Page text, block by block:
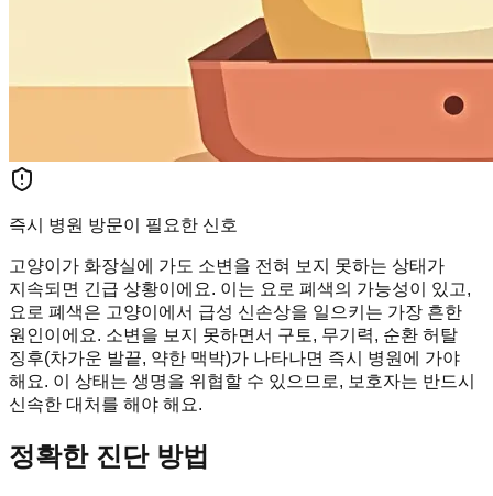
즉시 병원 방문이 필요한 신호
고양이가 화장실에 가도 소변을 전혀 보지 못하는 상태가
지속되면 긴급 상황이에요. 이는 요로 폐색의 가능성이 있고,
요로 폐색은 고양이에서 급성 신손상을 일으키는 가장 흔한
원인이에요. 소변을 보지 못하면서 구토, 무기력, 순환 허탈
징후(차가운 발끝, 약한 맥박)가 나타나면 즉시 병원에 가야
해요. 이 상태는 생명을 위협할 수 있으므로, 보호자는 반드시
신속한 대처를 해야 해요.
정확한 진단 방법